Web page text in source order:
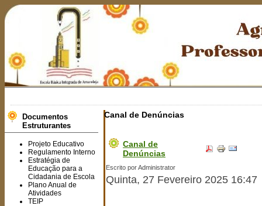
Documentos
Estruturantes
Projeto Educativo
Regulamento Interno
Estratégia de
Educação para a
Cidadania de Escola
Plano Anual de
Atividades
TEIP
Canal de Denúncias
Canal de
Denúncias
Escrito por Administrator
Quinta, 27 Fevereiro 2025 16:47